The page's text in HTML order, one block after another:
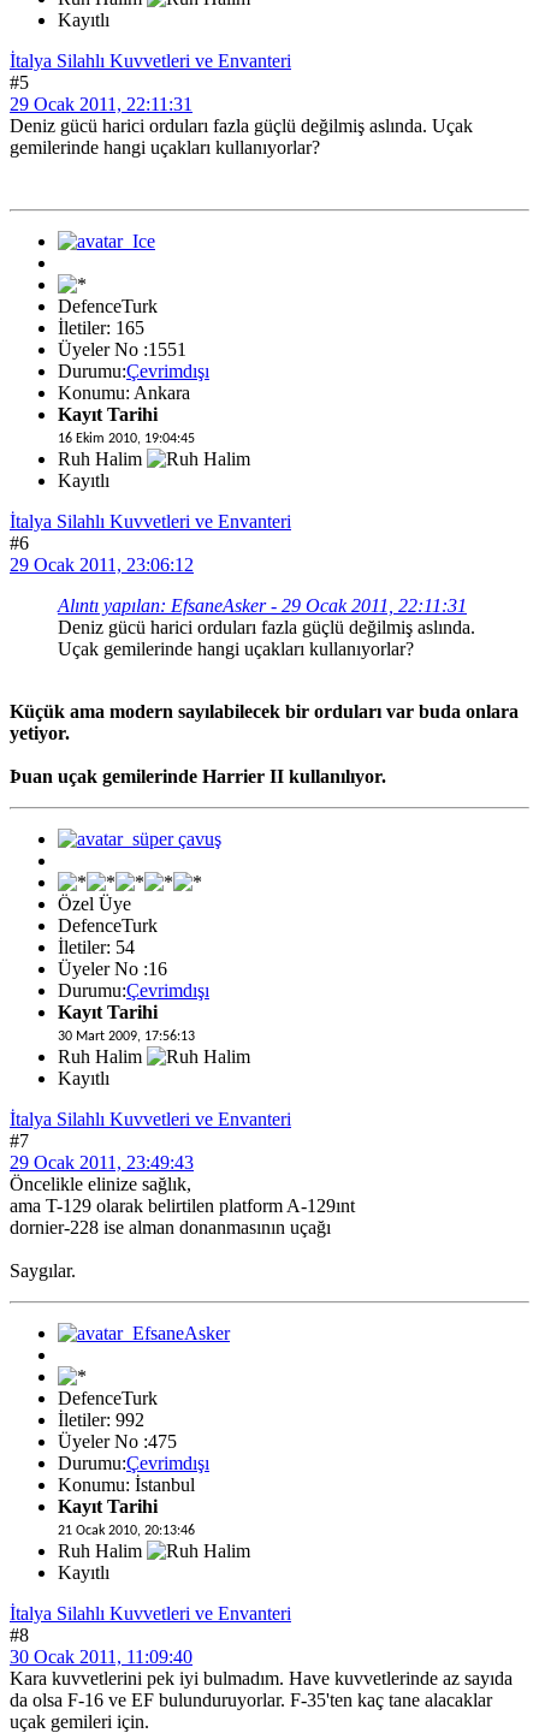
Kayıtlı
İtalya Silahlı Kuvvetleri ve Envanteri
#5
29 Ocak 2011, 22:11:31
Deniz gücü harici orduları fazla güçlü değilmiş aslında. Uçak
gemilerinde hangi uçakları kullanıyorlar?
DefenceTurk
İletiler: 165
Üyeler No :1551
Durumu:Çevrimdışı
Konumu: Ankara
Kayıt Tarihi
16 Ekim 2010, 19:04:45
Ruh Halim
Kayıtlı
İtalya Silahlı Kuvvetleri ve Envanteri
#6
29 Ocak 2011, 23:06:12
Alıntı yapılan: EfsaneAsker - 29 Ocak 2011, 22:11:31
Deniz gücü harici orduları fazla güçlü değilmiş aslında.
Uçak gemilerinde hangi uçakları kullanıyorlar?
Küçük ama modern sayılabilecek bir orduları var buda onlara
yetiyor.
Þuan uçak gemilerinde Harrier II kullanılıyor.
Özel Üye
DefenceTurk
İletiler: 54
Üyeler No :16
Durumu:Çevrimdışı
Kayıt Tarihi
30 Mart 2009, 17:56:13
Ruh Halim
Kayıtlı
İtalya Silahlı Kuvvetleri ve Envanteri
#7
29 Ocak 2011, 23:49:43
Öncelikle elinize sağlık,
ama T-129 olarak belirtilen platform A-129ınt
dornier-228 ise alman donanmasının uçağı
Saygılar.
DefenceTurk
İletiler: 992
Üyeler No :475
Durumu:Çevrimdışı
Konumu: İstanbul
Kayıt Tarihi
21 Ocak 2010, 20:13:46
Ruh Halim
Kayıtlı
İtalya Silahlı Kuvvetleri ve Envanteri
#8
30 Ocak 2011, 11:09:40
Kara kuvvetlerini pek iyi bulmadım. Have kuvvetlerinde az sayıda
da olsa F-16 ve EF bulunduruyorlar. F-35'ten kaç tane alacaklar
uçak gemileri için.